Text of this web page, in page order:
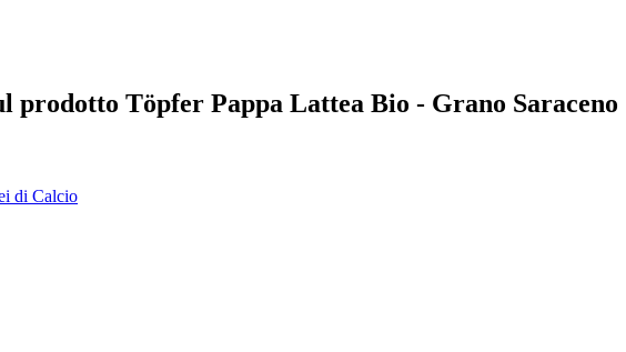
prodotto Töpfer Pappa Lattea Bio - Grano Saraceno
di Calcio